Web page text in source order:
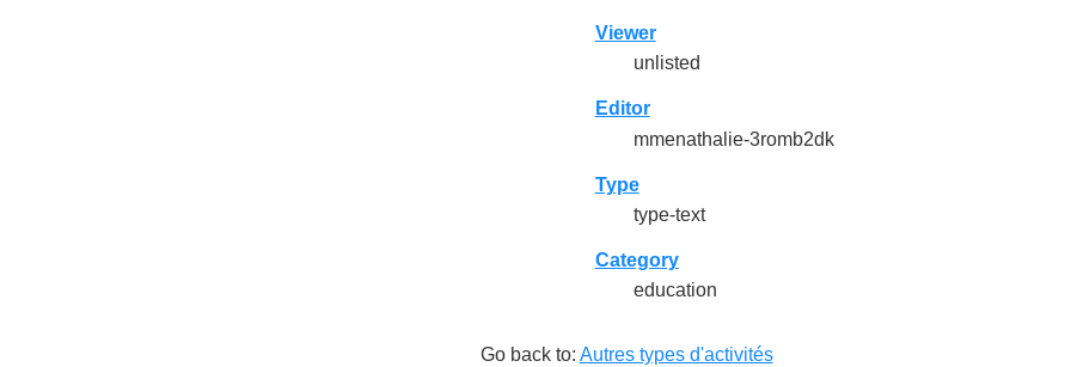
Viewer
unlisted
Editor
mmenathalie-3romb2dk
Type
type-text
Category
education
Go back to: Autres types d'activités